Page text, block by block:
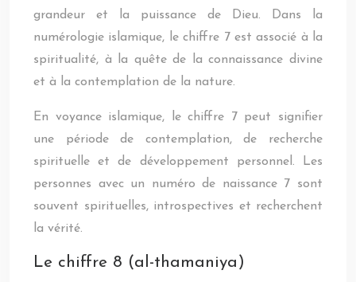
grandeur et la puissance de Dieu. Dans la
numérologie islamique, le chiffre 7 est associé à la
spiritualité, à la quête de la connaissance divine
et à la contemplation de la nature.
En voyance islamique, le chiffre 7 peut signifier
une période de contemplation, de recherche
spirituelle et de développement personnel. Les
personnes avec un numéro de naissance 7 sont
souvent spirituelles, introspectives et recherchent
la vérité.
Le chiffre 8 (al-thamaniya)